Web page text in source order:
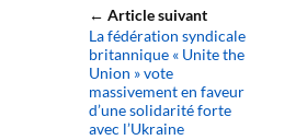
← Article suivant
La fédération syndicale
britannique « Unite the
Union » vote
massivement en faveur
d’une solidarité forte
avec l’Ukraine